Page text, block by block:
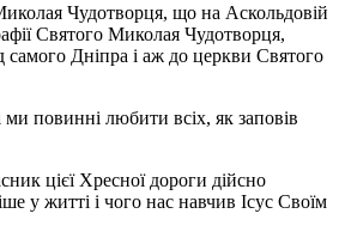
Чудотворця, що на Аскольдовій
Святого Миколая Чудотворця,
самого Дніпра і аж до церкви Святого
повинні любити всіх, як заповів
цієї Хресної дороги дійсно
у житті і чого нас навчив Ісус Своїм